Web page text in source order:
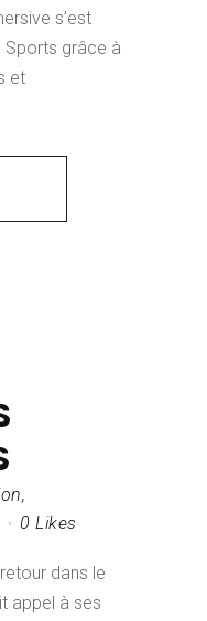
s’est
Sports grâce à
et
,
0 Likes
dans le
à ses